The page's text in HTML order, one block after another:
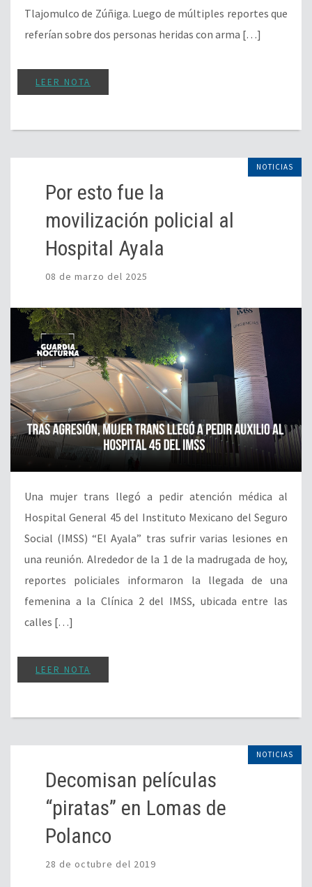
Tlajomulco de Zúñiga. Luego de múltiples reportes que
referían sobre dos personas heridas con arma […]
LEER NOTA
NOTICIAS
Por esto fue la
movilización policial al
Hospital Ayala
08 de marzo del 2025
Una mujer trans llegó a pedir atención médica al
Hospital General 45 del Instituto Mexicano del Seguro
Social (IMSS) “El Ayala” tras sufrir varias lesiones en
una reunión. Alrededor de la 1 de la madrugada de hoy,
reportes policiales informaron la llegada de una
femenina a la Clínica 2 del IMSS, ubicada entre las
calles […]
LEER NOTA
NOTICIAS
Decomisan películas
“piratas” en Lomas de
Polanco
28 de octubre del 2019